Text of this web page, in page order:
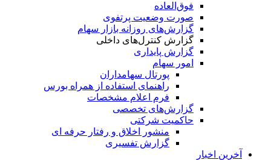
فوق‌العاده
صورت وضعیت پرتفوی
گزارش‌های روزانه بازار سهام
گزارش کنترل‌های داخلی
گزارش پایداری
امور سهام
پورتال سهامداران
راهنمای استفاده از همراه بورس
فرم اعلام مشخصات
گزارش‌های تخصصی
حاکمیت شرکتی
منشور اخلاق و رفتار حرفه­ ای
گزارش تفسیری
آخرین اخبار